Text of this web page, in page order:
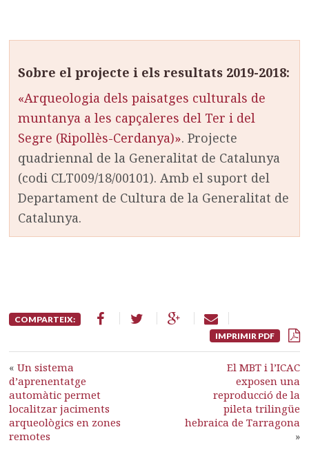
Sobre el projecte i els resultats 2019-2018:
«Arqueologia dels paisatges culturals de
muntanya a les capçaleres del Ter i del
Segre (Ripollès-Cerdanya)». Projecte
quadriennal de la Generalitat de Catalunya
(codi CLT009/18/00101). Amb el suport del
Departament de Cultura de la Generalitat de
Catalunya.
COMPARTEIX:
IMPRIMIR PDF
«Un sistema
d’aprenentatge
automàtic permet
localitzar jaciments
arqueològics en zones
remotes
El MBT i l’ICAC
exposen una
reproducció de la
pileta trilingüe
hebraica de Tarragona
»